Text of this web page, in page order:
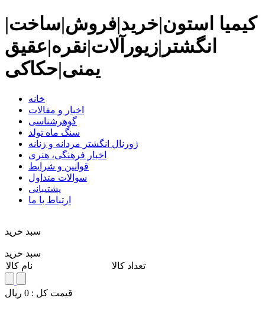
کیمیا استون|خرید|فروش|ساخت|
انگشتر|زیورآلات|نقره|عقیق
یمنی|حکاکی
خانه
اخبار و مقالات
گوهرشناسی
سنگ ماه تولد
ژورنال انگشتر مردانه و زنانه
اخبار فرهنگی، هنری
قوانین و شرایط
سوالات متداول
پشتیبانی
ارتباط با ما
سبد خريد
سبد خرید
نام کالا
تعداد کالا
قيمت کل : 0 ريال